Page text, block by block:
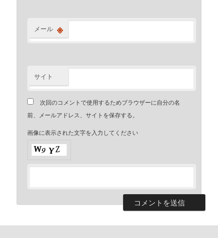
メール ※
サイト
次回のコメントで使用するためブラウザーに自分の名
前、メールアドレス、サイトを保存する。
画像に表示された文字を入力してください